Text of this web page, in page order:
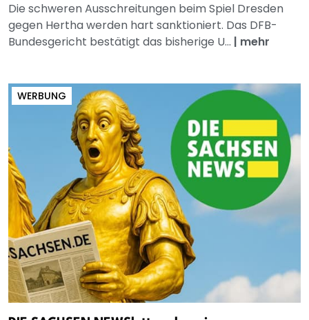
Die schweren Ausschreitungen beim Spiel Dresden
gegen Hertha werden hart sanktioniert. Das DFB-
Bundesgericht bestätigt das bisherige U... | mehr
WERBUNG